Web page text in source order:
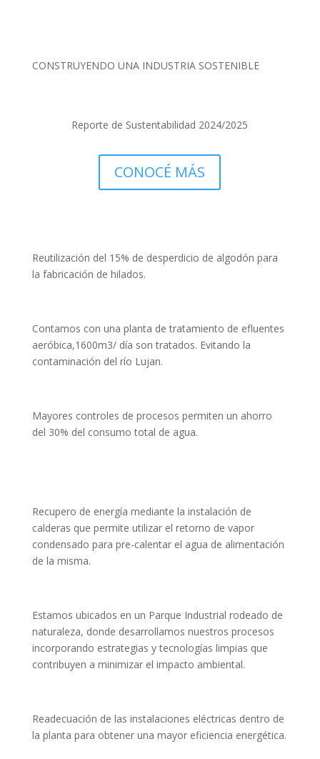
CONSTRUYENDO UNA INDUSTRIA SOSTENIBLE
Reporte de Sustentabilidad 2024/2025
CONOCÉ MÁS
Reutilización del 15% de desperdicio de algodón para
la fabricación de hilados.
Contamos con una planta de tratamiento de efluentes
aeróbica,1600m3/ día son tratados. Evitando la
contaminación del río Lujan.
Mayores controles de procesos permiten un ahorro
del 30% del consumo total de agua.
Recupero de energía mediante la instalación de
calderas que permite utilizar el retorno de vapor
condensado para pre-calentar el agua de alimentación
de la misma.
Estamos ubicados en un Parque Industrial rodeado de
naturaleza, donde desarrollamos nuestros procesos
incorporando estrategias y tecnologías limpias que
contribuyen a minimizar el impacto ambiental.
Readecuación de las instalaciones eléctricas dentro de
la planta para obtener una mayor eficiencia energética.